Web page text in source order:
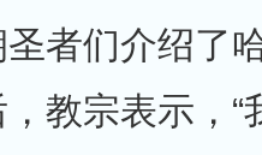
者们介绍了
教宗表示，“